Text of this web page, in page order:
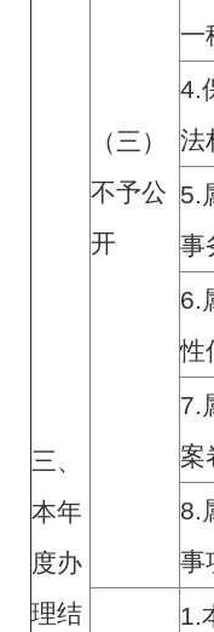
三、
本年
度办
理结
（三）
不予公
开
一
4.
法
5.
事
6.
性
7.
案
8.
事
1.